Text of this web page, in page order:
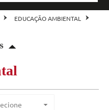
EDUCAÇÃO AMBIENTAL